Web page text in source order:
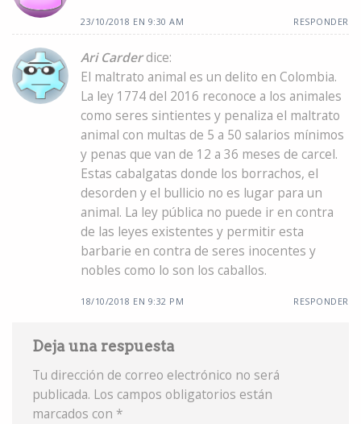
23/10/2018 EN 9:30 AM RESPONDER
Ari Carder dice:
El maltrato animal es un delito en Colombia.
La ley 1774 del 2016 reconoce a los animales
como seres sintientes y penaliza el maltrato
animal con multas de 5 a 50 salarios mínimos
y penas que van de 12 a 36 meses de carcel.
Estas cabalgatas donde los borrachos, el
desorden y el bullicio no es lugar para un
animal. La ley pública no puede ir en contra
de las leyes existentes y permitir esta
barbarie en contra de seres inocentes y
nobles como lo son los caballos.
18/10/2018 EN 9:32 PM RESPONDER
Deja una respuesta
Tu dirección de correo electrónico no será
publicada. Los campos obligatorios están
marcados con *